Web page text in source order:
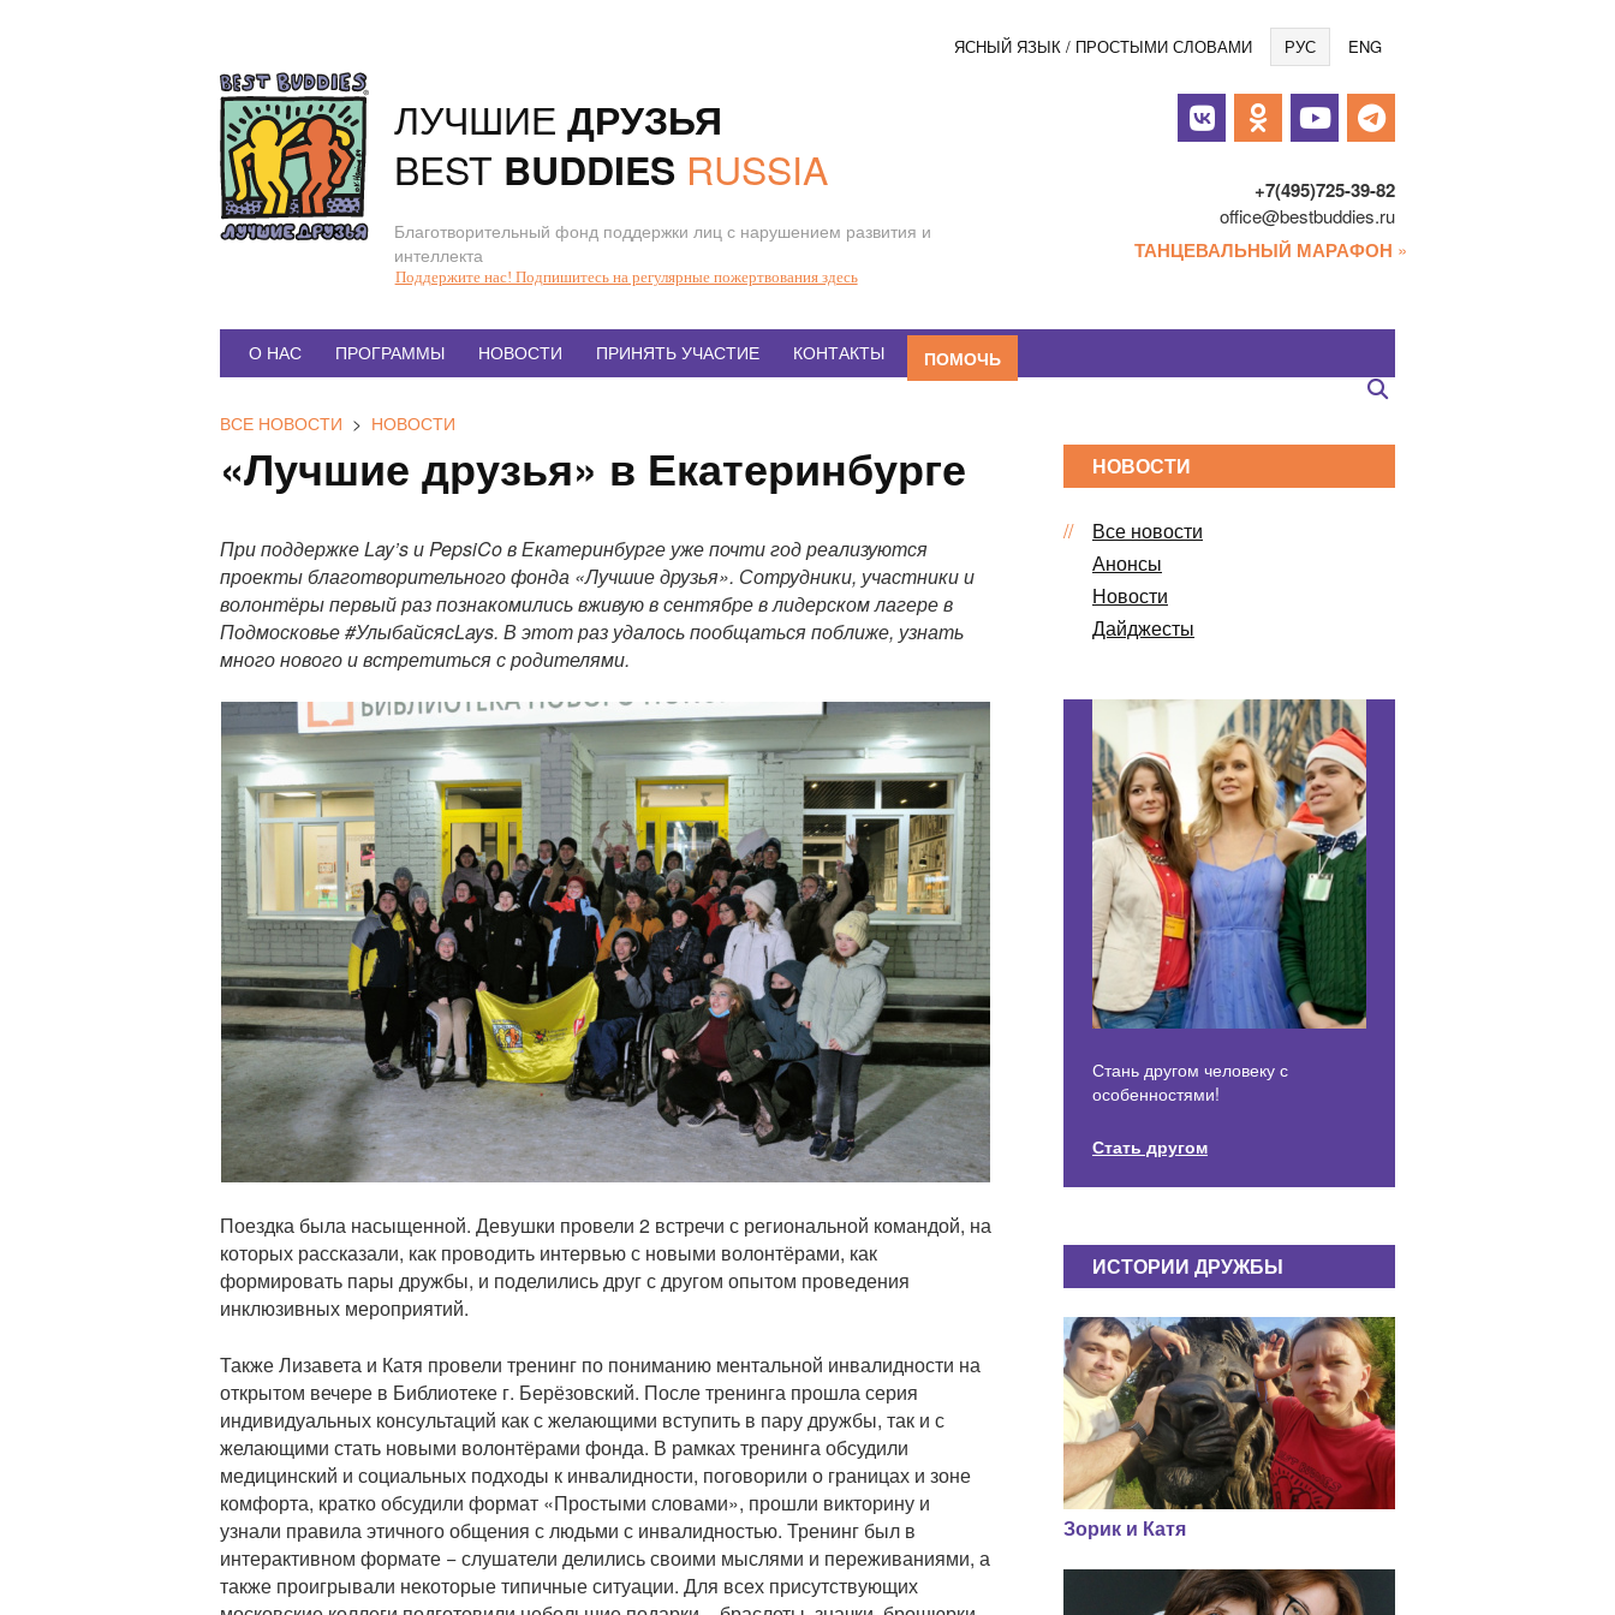
к
содержанию
ЯСНЫЙ ЯЗЫК / ПРОСТЫМИ СЛОВАМИ РУС ENG
ЛУЧШИЕ ДРУЗЬЯ
BEST BUDDIES RUSSIA
Благотворительный фонд поддержки лиц с нарушением развития и
интеллекта
+7(495)725-39-82
office@bestbuddies.ru
ТАНЦЕВАЛЬНЫЙ МАРАФОН »
Поддержите нас! Подпишитесь на регулярные пожертвования здесь
Главное
О НАС ПРОГРАММЫ НОВОСТИ ПРИНЯТЬ УЧАСТИЕ КОНТАКТЫ ПОМОЧЬ
ВСЕ НОВОСТИ > НОВОСТИ
«Лучшие друзья» в Екатеринбурге
л
н
ы
й
т
е
с
у
б
л
и
к
а
ц
и
и
При поддержке Lay’s и PepsiCo в Екатеринбурге уже почти год реализуются
проекты благотворительного фонда «Лучшие друзья». Сотрудники, участники и
волонтёры первый раз познакомились вживую в сентябре в лидерском лагере в
Подмосковье #УлыбайсясLays. В этот раз удалось пообщаться поближе, узнать
много нового и встретиться с родителями.
Поездка была насыщенной. Девушки провели 2 встречи с региональной командой, на
которых рассказали, как проводить интервью с новыми волонтёрами, как
формировать пары дружбы, и поделились друг с другом опытом проведения
инклюзивных мероприятий.
Также Лизавета и Катя провели тренинг по пониманию ментальной инвалидности на
открытом вечере в Библиотеке г. Берёзовский. После тренинга прошла серия
индивидуальных консультаций как с желающими вступить в пару дружбы, так и с
желающими стать новыми волонтёрами фонда. В рамках тренинга обсудили
медицинский и социальных подходы к инвалидности, поговорили о границах и зоне
комфорта, кратко обсудили формат «Простыми словами», прошли викторину и
узнали правила этичного общения с людьми с инвалидностью. Тренинг был в
интерактивном формате − слушатели делились своими мыслями и переживаниями, а
также проигрывали некоторые типичные ситуации. Для всех присутствующих
НОВОСТИ
Все новости
Анонсы
Новости
Дайджесты
Стань другом человеку с
особенностями!
Стать другом
ИСТОРИИ ДРУЖБЫ
Зорик и Катя